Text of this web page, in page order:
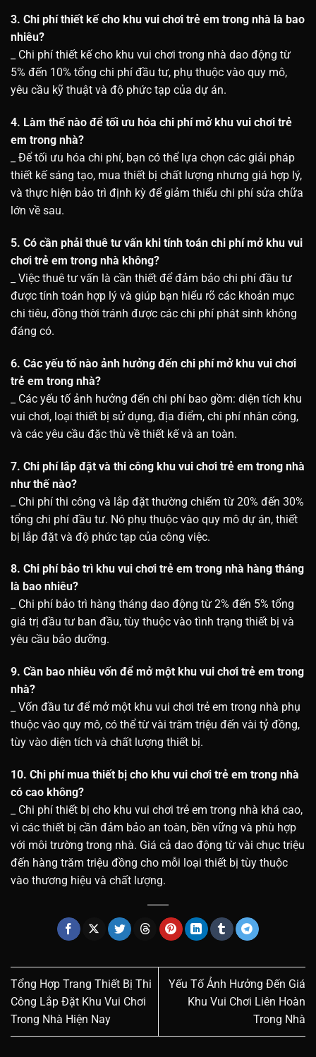
3. Chi phí thiết kế cho khu vui chơi trẻ em trong nhà là bao
nhiêu?
_ Chi phí thiết kế cho khu vui chơi trong nhà dao động từ
5% đến 10% tổng chi phí đầu tư, phụ thuộc vào quy mô,
yêu cầu kỹ thuật và độ phức tạp của dự án.
4. Làm thế nào để tối ưu hóa chi phí mở khu vui chơi trẻ
em trong nhà?
_ Để tối ưu hóa chi phí, bạn có thể lựa chọn các giải pháp
thiết kế sáng tạo, mua thiết bị chất lượng nhưng giá hợp lý,
và thực hiện bảo trì định kỳ để giảm thiểu chi phí sửa chữa
lớn về sau.
5. Có cần phải thuê tư vấn khi tính toán chi phí mở khu vui
chơi trẻ em trong nhà không?
_ Việc thuê tư vấn là cần thiết để đảm bảo chi phí đầu tư
được tính toán hợp lý và giúp bạn hiểu rõ các khoản mục
chi tiêu, đồng thời tránh được các chi phí phát sinh không
đáng có.
6. Các yếu tố nào ảnh hưởng đến chi phí mở khu vui chơi
trẻ em trong nhà?
_ Các yếu tố ảnh hưởng đến chi phí bao gồm: diện tích khu
vui chơi, loại thiết bị sử dụng, địa điểm, chi phí nhân công,
và các yêu cầu đặc thù về thiết kế và an toàn.
7. Chi phí lắp đặt và thi công khu vui chơi trẻ em trong nhà
như thế nào?
_ Chi phí thi công và lắp đặt thường chiếm từ 20% đến 30%
tổng chi phí đầu tư. Nó phụ thuộc vào quy mô dự án, thiết
bị lắp đặt và độ phức tạp của công việc.
8. Chi phí bảo trì khu vui chơi trẻ em trong nhà hàng tháng
là bao nhiêu?
_ Chi phí bảo trì hàng tháng dao động từ 2% đến 5% tổng
giá trị đầu tư ban đầu, tùy thuộc vào tình trạng thiết bị và
yêu cầu bảo dưỡng.
9. Cần bao nhiêu vốn để mở một khu vui chơi trẻ em trong
nhà?
_ Vốn đầu tư để mở một khu vui chơi trẻ em trong nhà phụ
thuộc vào quy mô, có thể từ vài trăm triệu đến vài tỷ đồng,
tùy vào diện tích và chất lượng thiết bị.
10. Chi phí mua thiết bị cho khu vui chơi trẻ em trong nhà
có cao không?
_ Chi phí thiết bị cho khu vui chơi trẻ em trong nhà khá cao,
vì các thiết bị cần đảm bảo an toàn, bền vững và phù hợp
với môi trường trong nhà. Giá cả dao động từ vài chục triệu
đến hàng trăm triệu đồng cho mỗi loại thiết bị tùy thuộc
vào thương hiệu và chất lượng.
Tổng Hợp Trang Thiết Bị Thi
Công Lắp Đặt Khu Vui Chơi
Trong Nhà Hiện Nay
Yếu Tố Ảnh Hưởng Đến Giá
Khu Vui Chơi Liên Hoàn
Trong Nhà